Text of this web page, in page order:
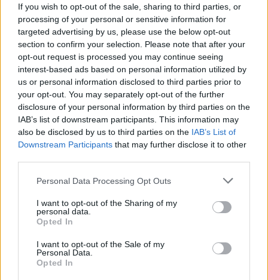
If you wish to opt-out of the sale, sharing to third parties, or
processing of your personal or sensitive information for
targeted advertising by us, please use the below opt-out
section to confirm your selection. Please note that after your
opt-out request is processed you may continue seeing
interest-based ads based on personal information utilized by
us or personal information disclosed to third parties prior to
your opt-out. You may separately opt-out of the further
disclosure of your personal information by third parties on the
IAB’s list of downstream participants. This information may
also be disclosed by us to third parties on the IAB’s List of
Downstream Participants that may further disclose it to other
Personal Data Processing Opt Outs
I want to opt-out of the Sharing of my
personal data.
Opted In
I want to opt-out of the Sale of my
Personal Data.
Opted In
Delfins sobem ao palco este sábado na Feira Anual de Vila
Nova da Baronia
A Feira Anual de Vila Nova da Baronia prossegue este sábado, 18
de julho,...
18 Julho, 2026 - 08:00